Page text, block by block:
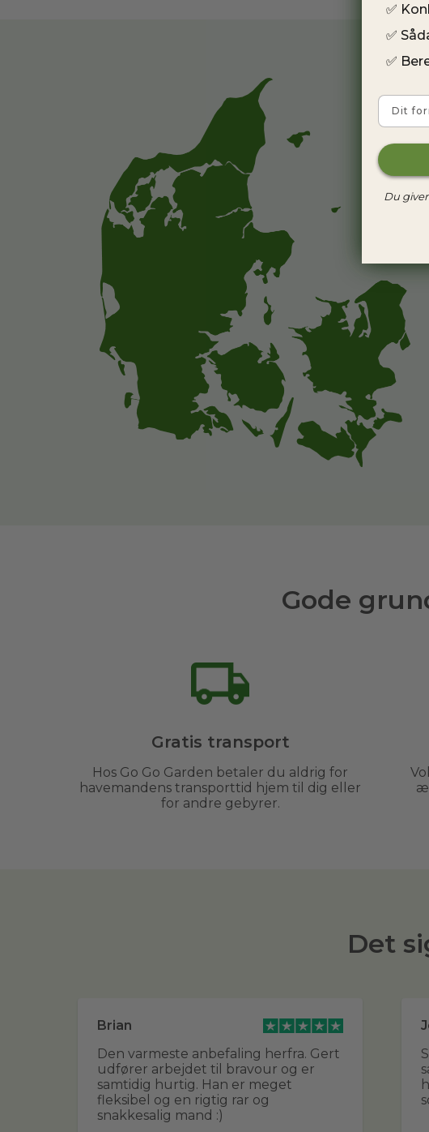
Gode
Gratis transport
Hos Go Go Garden betaler du aldrig for
havemandens transporttid hjem til dig eller
for andre gebyrer.
Det
Brian
Den varmeste anbefaling herfra. Gert
udfører arbejdet til bravour og er
samtidig hurtig. Han er meget
fleksibel og en rigtig rar og
snakkesalig mand :)
✅
✅
✅
Fornavn
Du